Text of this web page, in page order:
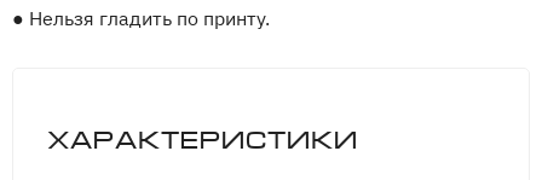
● Нельзя гладить по принту.
Характеристики